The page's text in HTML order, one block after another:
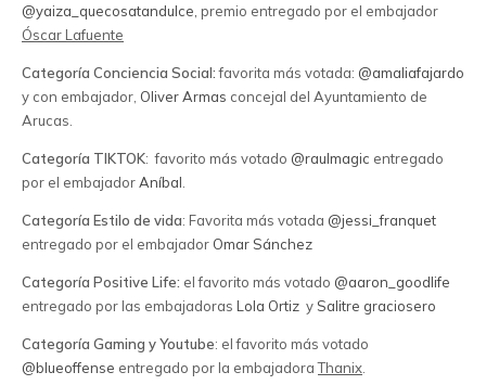
@yaiza_quecosatandulce, premio entregado por el embajador
Óscar Lafuente
Categoría Conciencia Social:favorita más votada: @amaliafajardo
y con embajador, Oliver Armas concejal del Ayuntamiento de
Arucas.
Categoría TIKTOK: favorito más votado @raulmagic entregado
por el embajadorAníbal
Categoría Estilo de vida: Favorita más votada @jessi_franquet
entregado por el embajador Omar Sánchez
Categoría Positive Life: el favorito más votado @aaron_goodlife
entregado por las embajadoras Lola Ortiz y Salitre graciosero
Categoría Gaming y Youtube: el favorito más votado
@blueoffense entregado por la embajadoraThanix